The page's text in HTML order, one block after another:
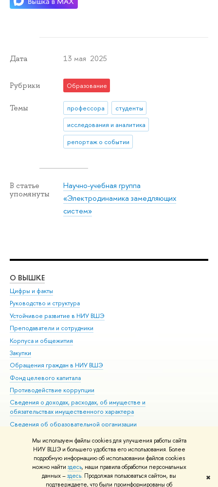
Мы используем файлы cookies для улучшения работы сайта
НИУ ВШЭ и большего удобства его использования. Более
подробную информацию об использовании файлов cookies
можно найти здесь, наши правила обработки персональных
данных –здесь. Продолжая пользоваться сайтом, вы
подтверждаете, что были проинформированы об
✖
Дата 13 мая 2025
Рубрики Образование
Темы профессора
студенты
исследования и аналитика
репортаж о событии
В статье
упомянуты
Научно-учебная группа
«Электродинамика замедляющих
систем»
О ВЫШКЕ
Цифры и факты
Руководство и структура
Устойчивое развитие в НИУ ВШЭ
Преподаватели и сотрудники
Корпуса и общежития
Закупки
Обращения граждан в НИУ ВШЭ
Фонд целевого капитала
Противодействие коррупции
Сведения о доходах, расходах, об имуществе и
обязательствах имущественного характера
Сведения об образовательной организации
Людям с ограниченными возможностями здоровья
Единая платежная страница
Работа в Вышке